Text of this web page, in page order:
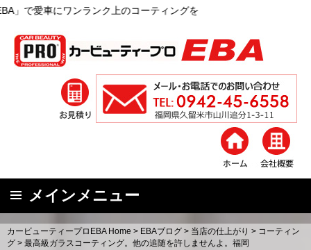
ク上のコーティングを
メインメニュー
コ
ン
カービューティープロEBA Home > EBAブログ > 当店の仕上がり > コーティン
グ > 最高級ガラスコーティング。他の追随を許しませんよ。福岡